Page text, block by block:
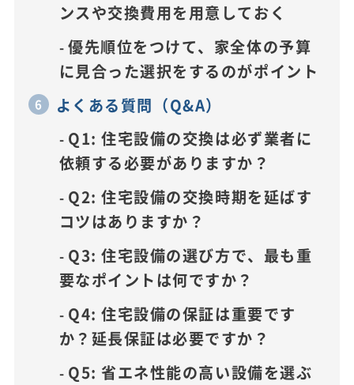
ンスや交換費用を用意しておく
優先順位をつけて、家全体の予算
に見合った選択をするのがポイント
よくある質問（Q&A）
Q1: 住宅設備の交換は必ず業者に
依頼する必要がありますか？
Q2: 住宅設備の交換時期を延ばす
コツはありますか？
Q3: 住宅設備の選び方で、最も重
要なポイントは何ですか？
Q4: 住宅設備の保証は重要です
か？延長保証は必要ですか？
Q5: 省エネ性能の高い設備を選ぶ